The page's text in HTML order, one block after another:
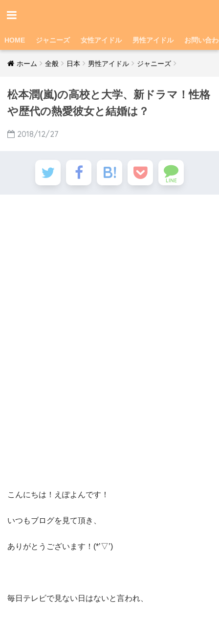
HOME ジャニーズ 女性アイドル 男性アイドル お問い合
ホーム 全般 日本 男性アイドル ジャニーズ
松本潤(嵐)の高校と大学、新ドラマ！性格
や歴代の熱愛彼女と結婚は？
2018/12/27
LINE
こんにちは！えぽよんです！
いつもブログを見て頂き、
ありがとうございます！(*’▽’)
毎日テレビで見ない日はないと言われ、